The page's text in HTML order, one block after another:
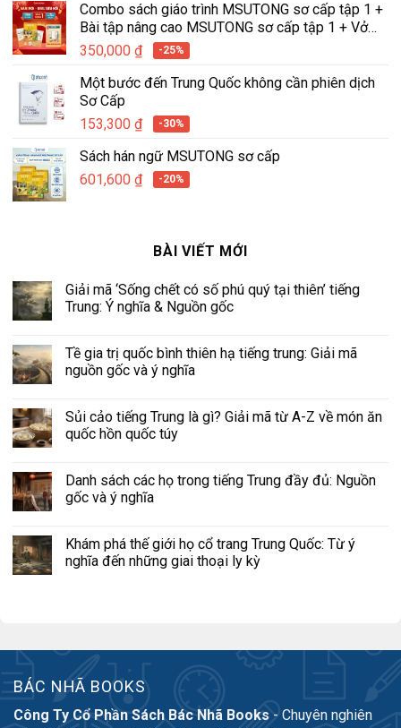
Combo sách giáo trình MSUTONG sơ cấp tập 1 +
Bài tập nâng cao MSUTONG sơ cấp tập 1 + Vở
tập viết hán ngữ tích hợp MSUTONG tập 1
350,000 ₫ -25%
Một bước đến Trung Quốc không cần phiên dịch
Sơ Cấp
153,300 ₫ -30%
Sách hán ngữ MSUTONG sơ cấp
601,600 ₫ -20%
BÀI VIẾT MỚI
Giải mã ‘Sống chết có số phú quý tại thiên’ tiếng
Trung: Ý nghĩa & Nguồn gốc
Tề gia trị quốc bình thiên hạ tiếng trung: Giải mã
nguồn gốc và ý nghĩa
Sủi cảo tiếng Trung là gì? Giải mã từ A-Z về món ăn
quốc hồn quốc túy
Danh sách các họ trong tiếng Trung đầy đủ: Nguồn
gốc và ý nghĩa
Khám phá thế giới họ cổ trang Trung Quốc: Từ ý
nghĩa đến những giai thoại ly kỳ
BÁC NHÃ BOOKS
Công Ty Cổ Phần Sách Bác Nhã Books - Chuyên nghiên